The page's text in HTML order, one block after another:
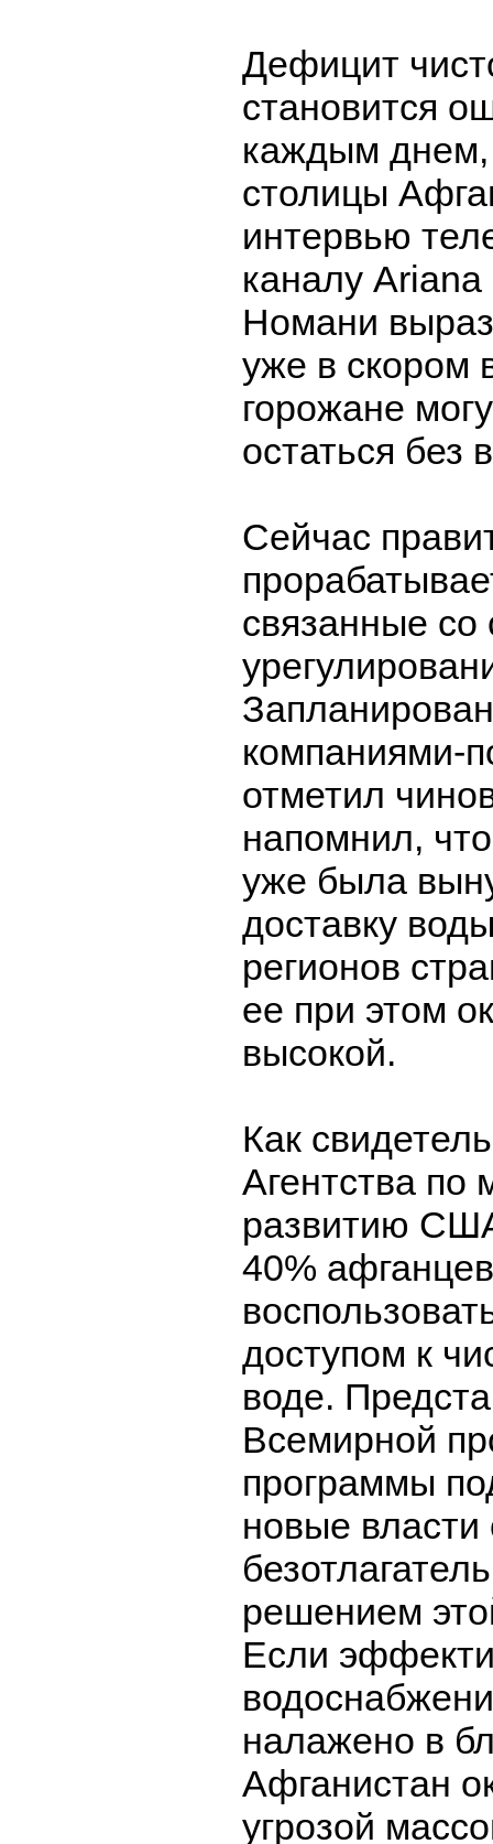
Дефицит
становится
каждым днем,
столицы
интервью
каналу
Номани
уже в скором
горожане
остаться без
Сейчас
связанные
компаниями-
отметил
напомнил,
уже была
доставку
регионов
ее при этом
высокой.
Как
Агентства по
развитию
40%
доступом к
воде.
Всемирной
программы
новые
решением
Если
налажено в
Афганистан
угрозой